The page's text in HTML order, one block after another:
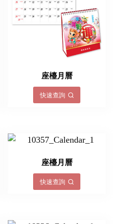
座檯月曆
快速查詢
座檯月曆
快速查詢